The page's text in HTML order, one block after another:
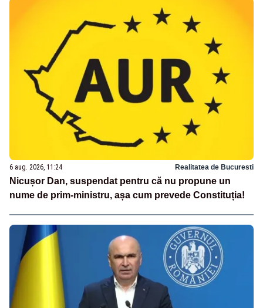
6 aug. 2026, 11:24 Realitatea de Bucuresti
Nicușor Dan, suspendat pentru că nu propune un
nume de prim-ministru, așa cum prevede Constituția!